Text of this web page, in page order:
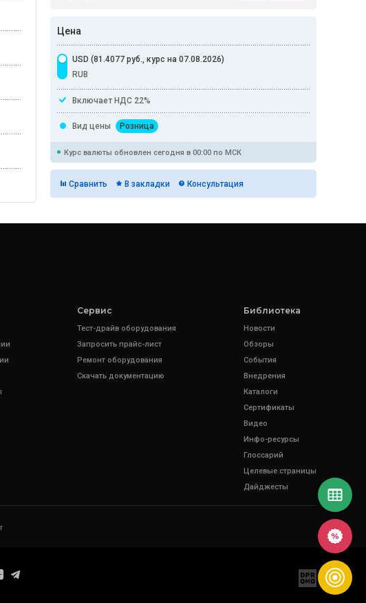
Цена
USD (81.4077 руб., курс на 07.08.2026)
RUB
Включает НДС 22%
Вид цены Розница
Курс валюты обновлен сегодня в 00:00 по МСК
Сравнить В закладки Консультация
Сервис
Тест-драйв оборудования
Запросить прайс-лист
Ремонт оборудования
Скачать документацию
Библиотека
Новости
Обзоры
События
Внедрения
Каталоги
Сертификаты
Видео
Инфо-ресурсы
Глоссарий
Целевые страницы
Дайджесты